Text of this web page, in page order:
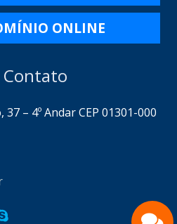
ONLINE
Contato
37 – 4º Andar CEP 01301-000